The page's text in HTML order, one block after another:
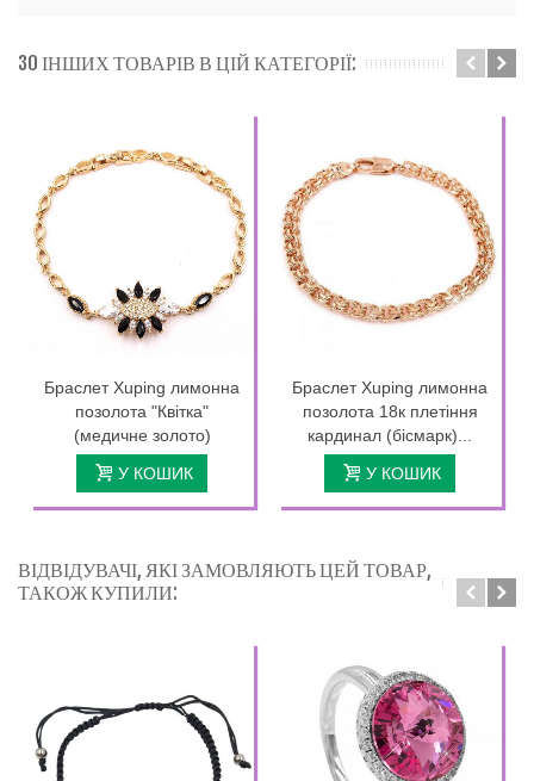
30 ІНШИХ ТОВАРІВ В ЦІЙ КАТЕГОРІЇ:
Браслет Xuping лимонна
позолота "Квітка"
(медичне золото)
У КОШИК
Браслет Xuping лимонна
позолота 18к плетіння
кардинал (бісмарк)...
У КОШИК
ВІДВІДУВАЧІ, ЯКІ ЗАМОВЛЯЮТЬ ЦЕЙ ТОВАР,
ТАКОЖ КУПИЛИ: